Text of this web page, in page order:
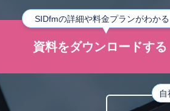
SIDfmの詳細や料金プランがわかる
資料をダウンロードする